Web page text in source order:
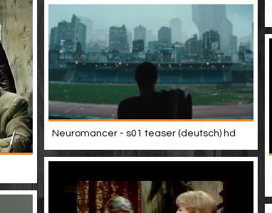
Neuromancer - s01 teaser (deutsch) hd